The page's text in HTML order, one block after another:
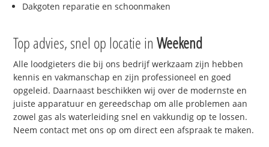
Dakgoten reparatie en schoonmaken
Top advies, snel op locatie inWeekend
Alle loodgieters die bij ons bedrijf werkzaam zijn hebben
kennis en vakmanschap en zijn professioneel en goed
opgeleid. Daarnaast beschikken wij over de modernste en
juiste apparatuur en gereedschap om alle problemen aan
zowel gas als waterleiding snel en vakkundig op te lossen.
Neem contact met ons op om direct een afspraak te maken.